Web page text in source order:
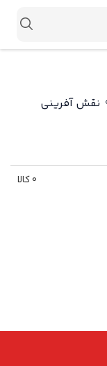
نقش آفرینی
0 کالا